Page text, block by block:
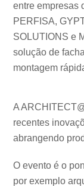
entre empresas
PERFISA,
SOLUTIONS e
solução de
montagem
A
recentes
abrangendo
O evento é o
por exemplo